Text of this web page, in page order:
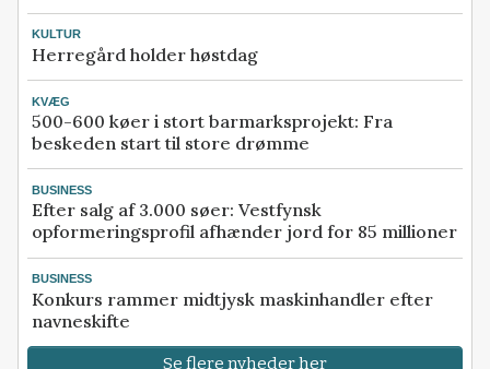
KULTUR
Herregård holder høstdag
KVÆG
500-600 køer i stort barmarksprojekt: Fra
beskeden start til store drømme
BUSINESS
Efter salg af 3.000 søer: Vestfynsk
opformeringsprofil afhænder jord for 85 millioner
BUSINESS
Konkurs rammer midtjysk maskinhandler efter
navneskifte
Se flere nyheder her